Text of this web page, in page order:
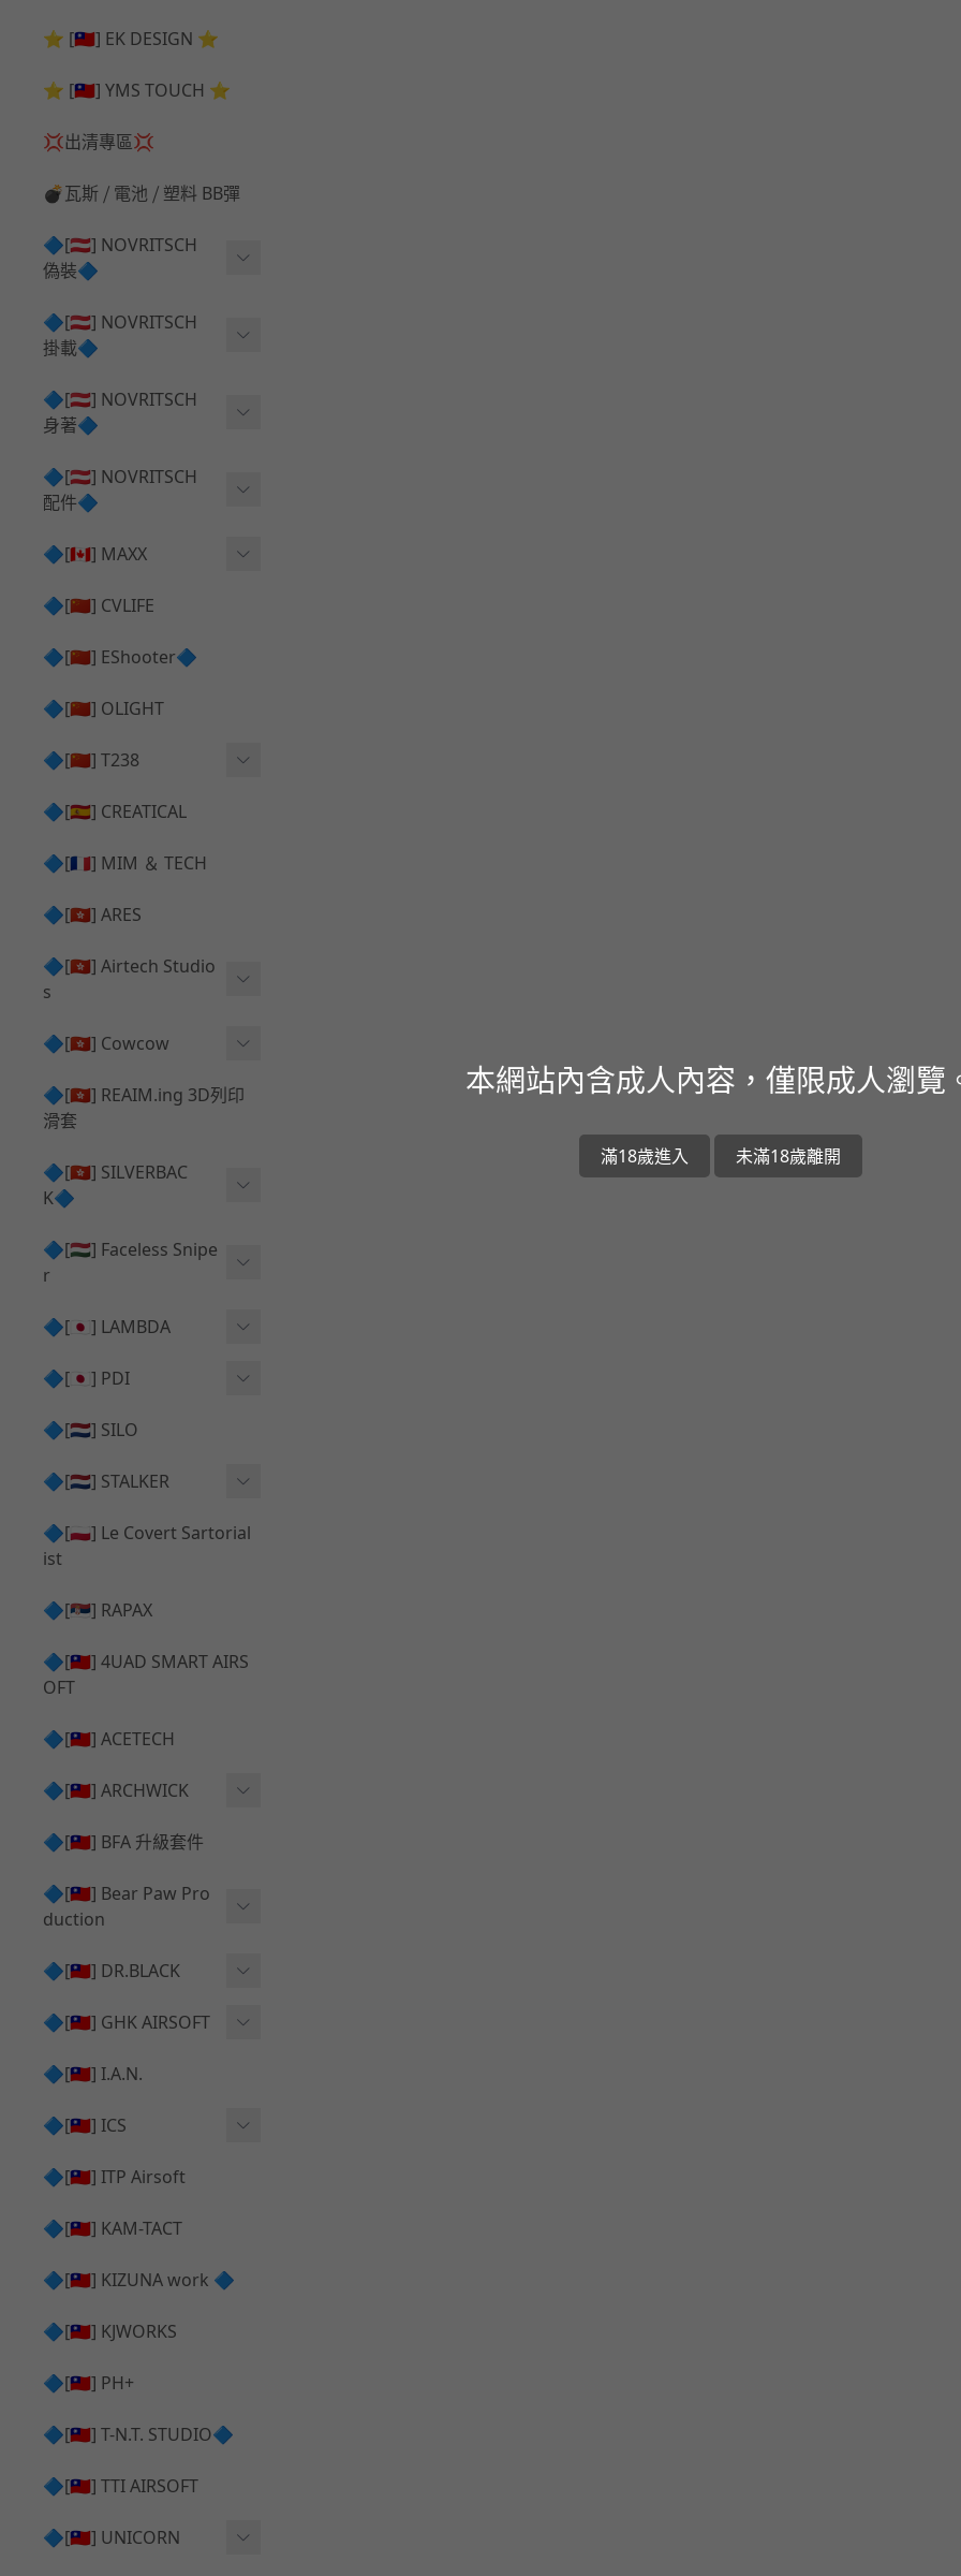
🆙 升級 ⧸ 部件
⭐ [🇹🇼] EK DESIGN ⭐
⭐ [🇹🇼] YMS TOUCH ⭐
💢出清專區💢
💣瓦斯 ⧸ 電池 ⧸ 塑料 BB彈
🔷[🇦🇹] NOVRITSCH
偽裝🔷
上衣夾克 ⧸ Jacket
兜帽 ⧸ Hood
手持 裝備 ⧸ 偽裝
披肩 ⧸ Shoulder Piece
onie
🔷[🇦🇹] NOVRITSCH
掛載🔷
AR ⧸ DMR 彈匣用
SMG ⧸ SSR90 彈匣用
腰包 ⧸ 萬用包
HPA 氣瓶袋 ⧸ 水袋包
手槍 彈匣用
🔷[🇦🇹] NOVRITSCH
身著🔷
闊邊帽 ⧸ Boonie Hat
戰術背心+前掛 ⧸ Plate Car
rier+Flap
tlebelt
護目鏡 ⧸ 除霧器
腰帶 ⧸ 腿掛
🔷[🇦🇹] NOVRITSCH
配件🔷
✅ 快拔槍套 ⧸ 槍背帶
✅ 槍架 ⧸ 訓練靶具 ⧸ 工具
🔷[🇨🇦] MAXX
AEG 活塞頭 ⧸ AEG Piston
HOP座 ⧸ HOP-UP
競速扳機 ⧸ Speed Trigger
彈匣釋放鈕 ⧸ Mag Releas
推嘴 ⧸ Nozzle
🔷[🇨🇳] CVLIFE
🔷[🇨🇳] EShooter🔷
🔷[🇨🇳] OLIGHT
🔷[🇨🇳] T238
電子扳機
發光器
🔷[🇪🇸] CREATICAL
🔷[🇫🇷] MIM ＆ TECH
🔷[🇭🇰] ARES
🔷[🇭🇰] Airtech Studio
s
VFC
G＆G
Krytac
KWA
Tokyo Marui
PROWIN
MAXX
SILVERBACK SRS
🔷[🇭🇰] Cowcow
TM Glock 系列
Action Army AAP01 系列
UMAREX VFC 系列
KWA⧸KSC系列
🔷[🇭🇰] REAIM.ing 3D列印
滑套
🔷[🇭🇰] SILVERBAC
K🔷
SRS ⧸ HTI 🟦 主體 ⧸ 彈匣
✅ 碳纖管 ⧸ 彈簧
TAC-41 👁️‍🗨️ 外觀 ⧸ 色彩
MDR-X 🟦 主體 ⧸ 彈匣
✅ 通用 ⧸ 精品
MDR-X 🔄 原廠 ⧸ 零件
TAC-41 🔄 原廠 ⧸ 零件
🔷[🇭🇺] Faceless Snipe
r
Mk23 ⧸ SSX23
SRS ⧸ HTI ⧸ TAC-41
🔷[🇯🇵] LAMBDA
Lambda 05 GBB 精密內管
Lambda 03 AEG 精密內管
Lambda 05 AEG 精密內管
🔷[🇯🇵] PDI
01 精密內管
05 精密內管
08 精密內管
🔷[🇳🇱] SILO
🔷[🇳🇱] STALKER
Action Army AAP01 升級
套件
HOP膠皮 ⧸ 下壓塊
件
[夢神⧸Morpheus] 不鏽鋼
內管
套件
[夢神⧸Morpheus] 碳鋼 內
管
🔷[🇵🇱] Le Covert Sartorial
ist
🔷[🇷🇸] RAPAX
🔷[🇹🇼] 4UAD SMART AIRS
OFT
🔷[🇹🇼] ACETECH
🔷[🇹🇼] ARCHWICK
衝鋒套件 Convertion Kit
MWS 升級組件
B＆T APC9 系列產品
B＆T SPR300系列產品
HOP膠皮
🔷[🇹🇼] BFA 升級套件
🔷[🇹🇼] Bear Paw Pro
duction
T-5000
🔷[🇹🇼] DR.BLACK
Hi-capa 彈匣外觀
維護保養
Hi-capa 上半外觀
Hi-capa 內部升級
🔷[🇹🇼] GHK AIRSOFT
AR ⧸ M4 GBB 原廠零件
AKM V3 主體 ＆ 原廠零件
G5 原廠零件
G17 GEN.3 原廠零件
AR ⧸ M4 GBB 升級套件
🔷[🇹🇼] I.A.N.
🔷[🇹🇼] ICS
Hi-Capa 維修零件
ICS 成槍
🔷[🇹🇼] ITP Airsoft
🔷[🇹🇼] KAM-TACT
🔷[🇹🇼] KIZUNA work 🔷
🔷[🇹🇼] KJWORKS
🔷[🇹🇼] PH+
🔷[🇹🇼] T-N.T. STUDIO🔷
🔷[🇹🇼] TTI AIRSOFT
🔷[🇹🇼] UNICORN
本網站內含成人內容，僅限成人瀏覽
滿18歲進入 未滿18歲離開